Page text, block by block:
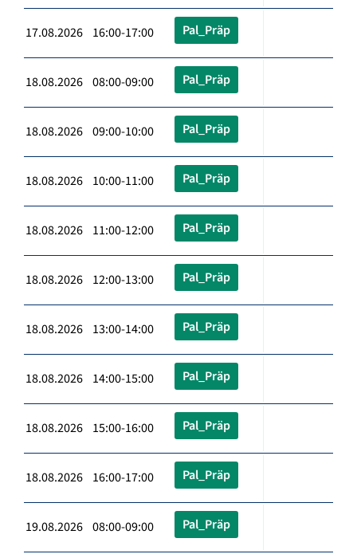
17.08.2026 16:00-17:00 Pal_Präp
18.08.2026 08:00-09:00 Pal_Präp
18.08.2026 09:00-10:00 Pal_Präp
18.08.2026 10:00-11:00 Pal_Präp
18.08.2026 11:00-12:00 Pal_Präp
18.08.2026 12:00-13:00 Pal_Präp
18.08.2026 13:00-14:00 Pal_Präp
18.08.2026 14:00-15:00 Pal_Präp
18.08.2026 15:00-16:00 Pal_Präp
18.08.2026 16:00-17:00 Pal_Präp
19.08.2026 08:00-09:00 Pal_Präp